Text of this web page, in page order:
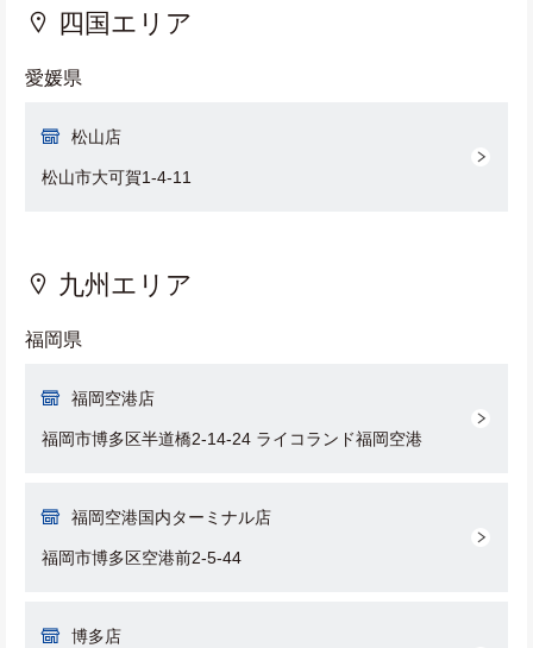
四国エリア
愛媛県
松山店
松山市大可賀1-4-11
九州エリア
福岡県
福岡空港店
福岡市博多区半道橋2-14-24 ライコランド福岡空港
福岡空港国内ターミナル店
福岡市博多区空港前2-5-44
博多店